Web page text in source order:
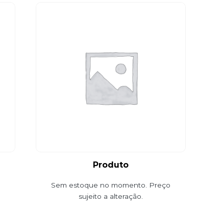
Produto
Sem estoque no momento. Preço
sujeito a alteração.